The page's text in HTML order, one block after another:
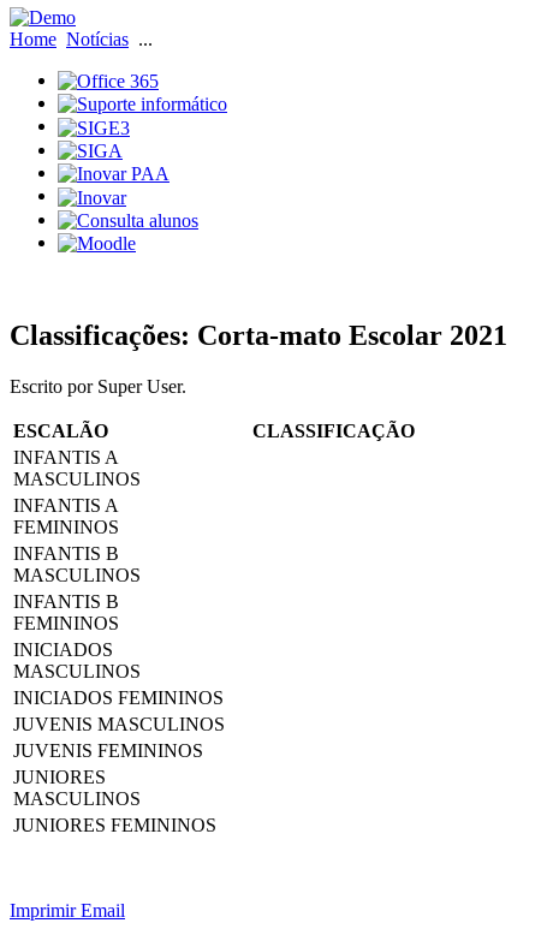
Home Notícias ...
Classificações: Corta-mato Escolar 2021
Escrito por Super User.
ESCALÃO
CLASSIFICAÇÃO
INFANTIS A
MASCULINOS
INFANTIS A
FEMININOS
INFANTIS B
MASCULINOS
INFANTIS B
FEMININOS
INICIADOS
MASCULINOS
INICIADOS FEMININOS
JUVENIS MASCULINOS
JUVENIS FEMININOS
JUNIORES
MASCULINOS
JUNIORES FEMININOS
ImprimirEmail